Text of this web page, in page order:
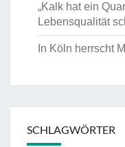
„Kalk hat ein
Lebensqualität
In Köln herrscht
SCHLAGWÖRTER